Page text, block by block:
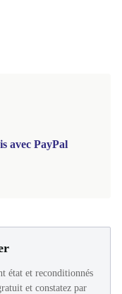
avec PayPal
état et reconditionnés
et constatez par